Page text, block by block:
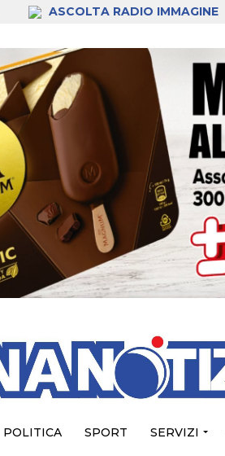
ASCOLTA RADIO IMMAGINE
POLITICA SPORT SERVIZI